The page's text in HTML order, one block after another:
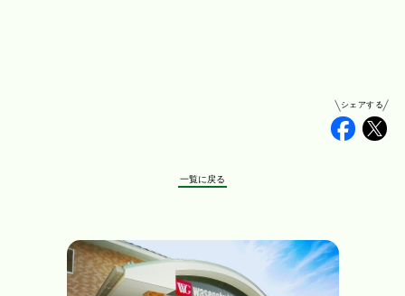
シェアする
一覧に戻る